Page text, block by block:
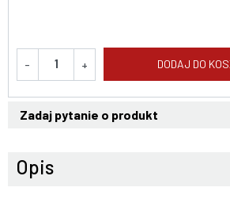
- + DODAJ DO
Zadaj pytanie o produkt
Opis